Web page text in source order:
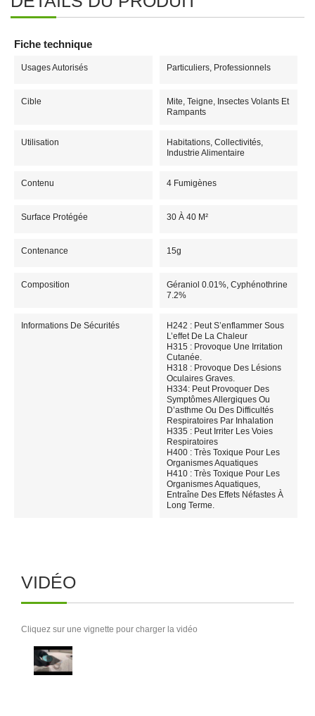
Fiche technique
Usages Autorisés Particuliers, Professionnels
Cible
Mite, Teigne, Insectes Volants Et
Rampants
Utilisation
Habitations, Collectivités,
Industrie Alimentaire
Contenu 4 Fumigènes
Surface Protégée 30 À 40 M²
Contenance 15g
Composition
Géraniol 0.01%, Cyphénothrine
7.2%
Informations De Sécurités
H242 : Peut S’enflammer Sous
L’effet De La Chaleur
H315 : Provoque Une Irritation
Cutanée.
H318 : Provoque Des Lésions
Oculaires Graves.
H334: Peut Provoquer Des
Symptômes Allergiques Ou
D’asthme Ou Des Difficultés
Respiratoires Par Inhalation
H335 : Peut Irriter Les Voies
Respiratoires
H400 : Très Toxique Pour Les
Organismes Aquatiques
H410 : Très Toxique Pour Les
Organismes Aquatiques,
Entraîne Des Effets Néfastes À
Long Terme.
VIDÉO
Cliquez sur une vignette pour charger la vidéo